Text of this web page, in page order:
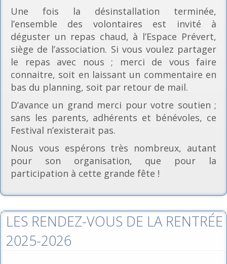
Une fois la désinstallation terminée,
l’ensemble des volontaires est invité à
déguster un repas chaud, à l’Espace Prévert,
siège de l’association. Si vous voulez partager
le repas avec nous ; merci de vous faire
connaitre, soit en laissant un commentaire en
bas du planning, soit par retour de mail.
D’avance un grand merci pour votre soutien ;
sans les parents, adhérents et bénévoles, ce
Festival n’existerait pas.
Nous vous espérons très nombreux, autant
pour son organisation, que pour la
participation à cette grande fête !
LES RENDEZ-VOUS DE LA RENTRÉE
2025-2026